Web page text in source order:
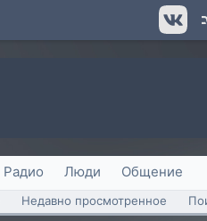
Радио Люди Общение
Недавно просмотренное